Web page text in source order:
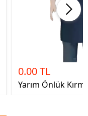
0.00 TL
Yarım Önlük